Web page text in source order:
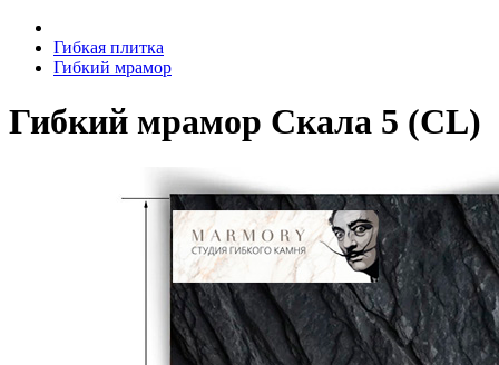
Гибкая плитка
Гибкий мрамор
Гибкий мрамор Скала 5 (CL)